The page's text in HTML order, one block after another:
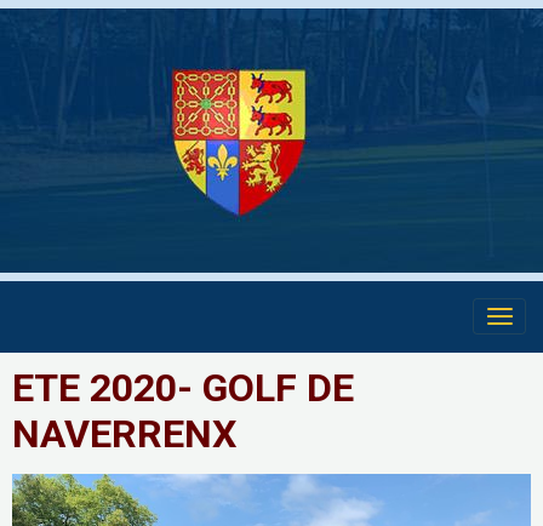
ETE 2020- GOLF DE
NAVERRENX